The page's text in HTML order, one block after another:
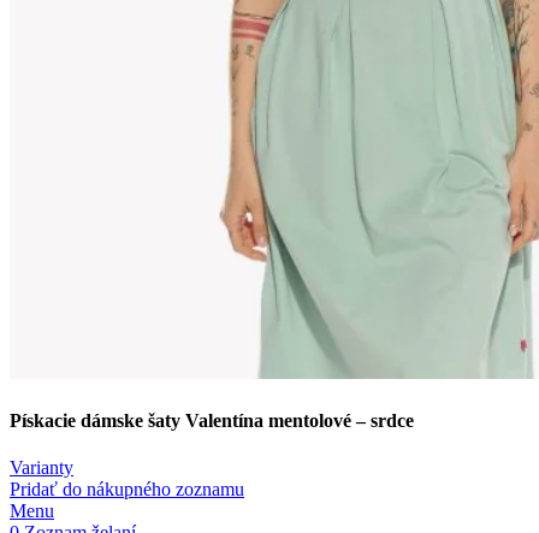
Pískacie dámske šaty Valentína mentolové – srdce
Varianty
Pridať do nákupného zoznamu
Menu